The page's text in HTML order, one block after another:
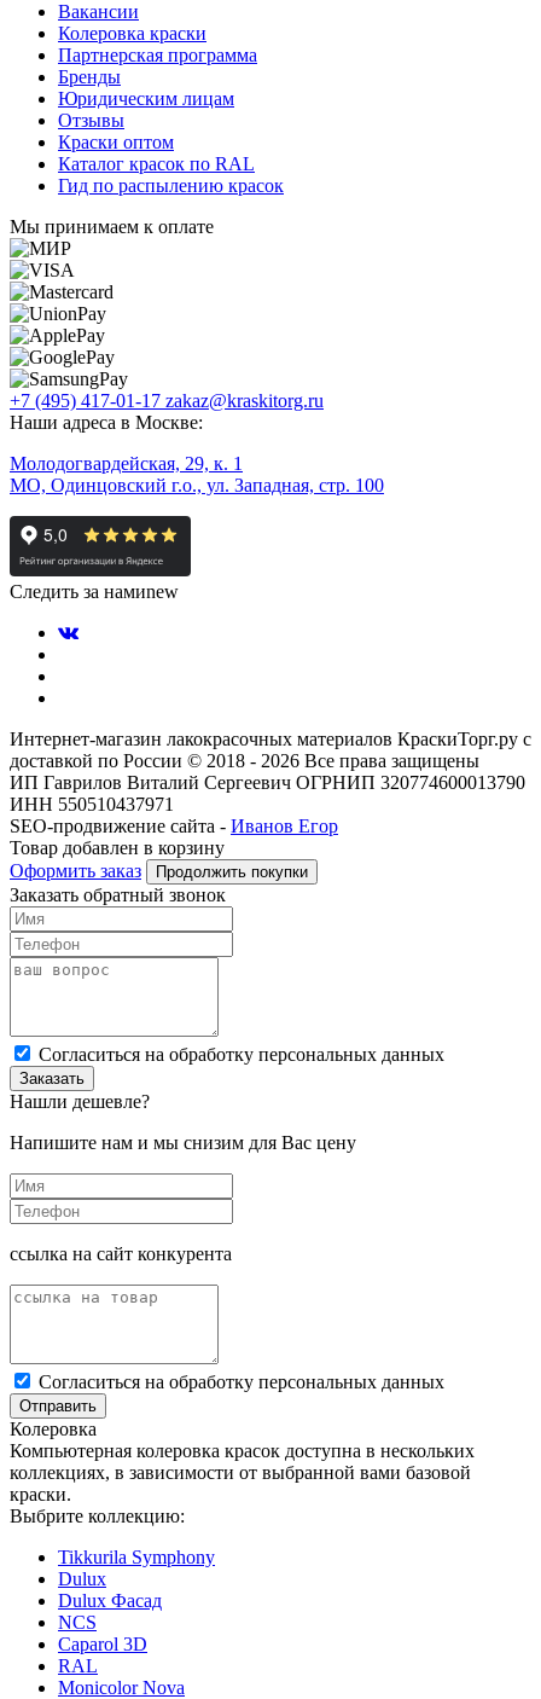
Вакансии
Колеровка краски
Партнерская программа
Бренды
Юридическим лицам
Отзывы
Краски оптом
Каталог красок по RAL
Гид по распылению красок
Мы принимаем к оплате
+7 (495) 417-01-17 zakaz@kraskitorg.ru
Наши адреса в Москве:
Молодогвардейская, 29, к. 1
МО, Одинцовский г.о., ул. Западная, стр. 100
Следить за намиnew
Интернет-магазин лакокрасочных материалов КраскиТорг.ру с
доставкой по России © 2018 - 2026 Все права защищены
ИП Гаврилов Виталий Сергеевич ОГРНИП 320774600013790
ИНН 550510437971
SEO-продвижение сайта - Иванов Егор
Товар добавлен в корзину
Оформить заказ
Продолжить покупки
Заказать обратный звонок
Cогласиться на обработку персональных данных
Заказать
Нашли дешевле?
Напишите нам и мы снизим для Вас цену
ссылка на сайт конкурента
Cогласиться на обработку персональных данных
Отправить
Колеровка
Компьютерная колеровка красок доступна в нескольких
коллекциях, в зависимости от выбранной вами базовой
краски.
Выбрите коллекцию:
Tikkurila Symphony
Dulux
Dulux Фасад
NCS
Caparol 3D
RAL
Monicolor Nova